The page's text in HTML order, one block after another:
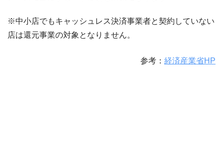
※中小店でもキャッシュレス決済事業者と契約していない
店は還元事業の対象となりません。
参考： 経済産業省HP